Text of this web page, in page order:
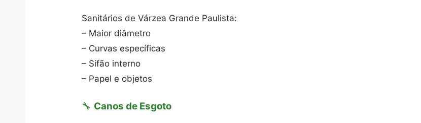
Sanitários de Várzea Grande Paulista:
– Maior diâmetro
– Curvas específicas
– Sifão interno
– Papel e objetos
🔧 Canos de Esgoto